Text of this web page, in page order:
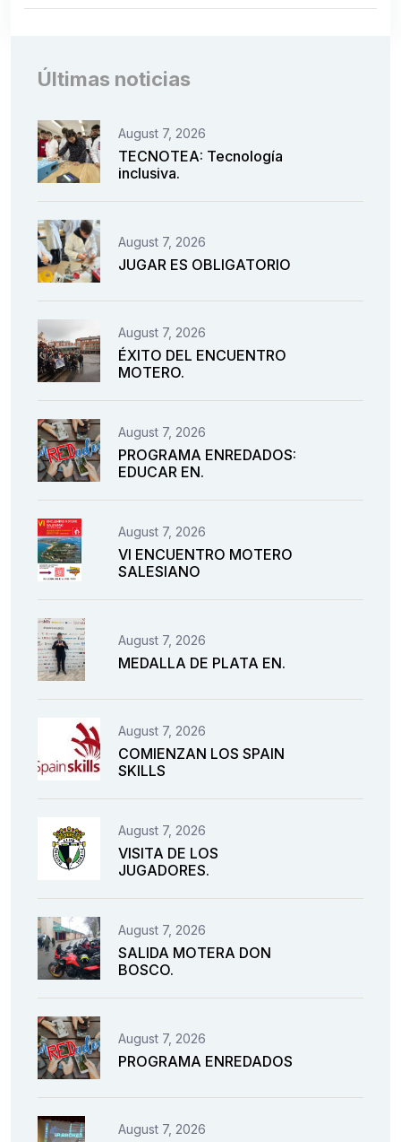
Últimas noticias
August 7, 2026
TECNOTEA: Tecnología
inclusiva.
August 7, 2026
JUGAR ES OBLIGATORIO
August 7, 2026
ÉXITO DEL ENCUENTRO
MOTERO.
August 7, 2026
PROGRAMA ENREDADOS:
EDUCAR EN.
August 7, 2026
VI ENCUENTRO MOTERO
SALESIANO
August 7, 2026
MEDALLA DE PLATA EN.
August 7, 2026
COMIENZAN LOS SPAIN
SKILLS
August 7, 2026
VISITA DE LOS
JUGADORES.
August 7, 2026
SALIDA MOTERA DON
BOSCO.
August 7, 2026
PROGRAMA ENREDADOS
August 7, 2026